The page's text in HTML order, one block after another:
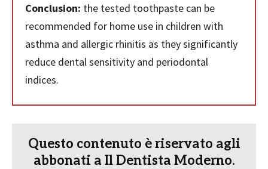
Conclusion: the tested toothpaste can be
recommended for home use in children with
asthma and allergic rhinitis as they significantly
reduce dental sensitivity and periodontal
indices.
Questo contenuto è riservato agli
abbonati a Il Dentista Moderno.